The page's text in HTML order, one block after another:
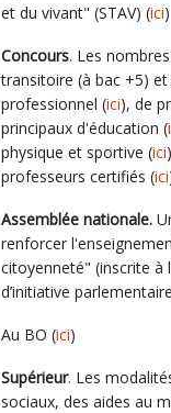
et du vivant" (STAV) (ici)
Concours. Les
transitoire (à bac +5)
professionnel (ici), de
principaux d'éducation (
physique et sportive (ici
professeurs certifiés (ici
Assemblée nationale.
renforcer
citoyenneté" (inscrite à
d’initiative
Au BO (ici)
Supérieur. Les
sociaux, des aides au